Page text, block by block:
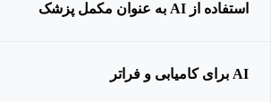
استفاده از AI به عنوان مکمل پزشک
AI برای کامیابی و فراتر